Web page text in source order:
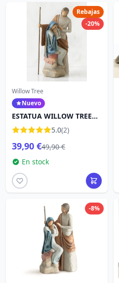
Rebajas
-20%
Willow Tree
Nuevo
ESTATUA WILLOW TREE
LA SAGRADA FAMILIA
5.0(2)
39,90 €49,90 €
En stock
-8%